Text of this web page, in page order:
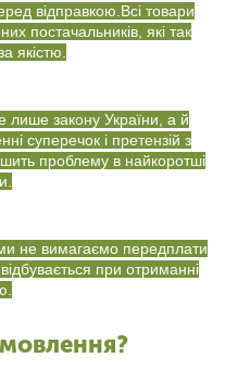
відправкою.Всі товари
постачальників, які так
якістю.
лише закону України, а й
суперечок і претензій з
проблему в найкоротші
не вимагаємо передплати
при отриманні